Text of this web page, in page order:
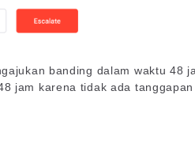
banding dalam waktu 48
jam karena tidak ada